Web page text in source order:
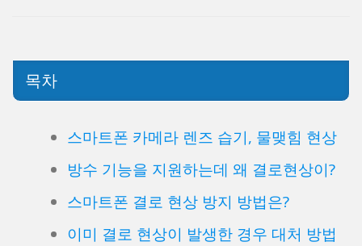
목차
스마트폰 카메라 렌즈 습기, 물맺힘 현상
방수 기능을 지원하는데 왜 결로현상이?
스마트폰 결로 현상 방지 방법은?
이미 결로 현상이 발생한 경우 대처 방법